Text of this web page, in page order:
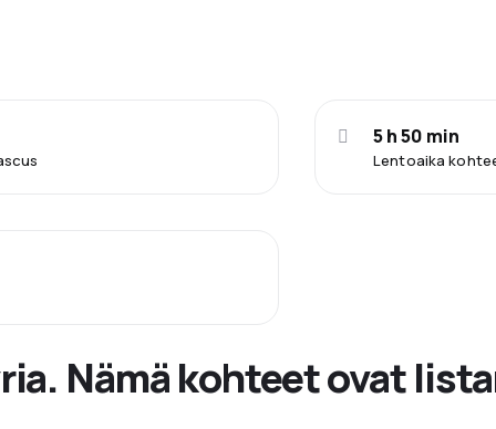
Lentoaika
5 h 50 min
Nämä kohteet ovat